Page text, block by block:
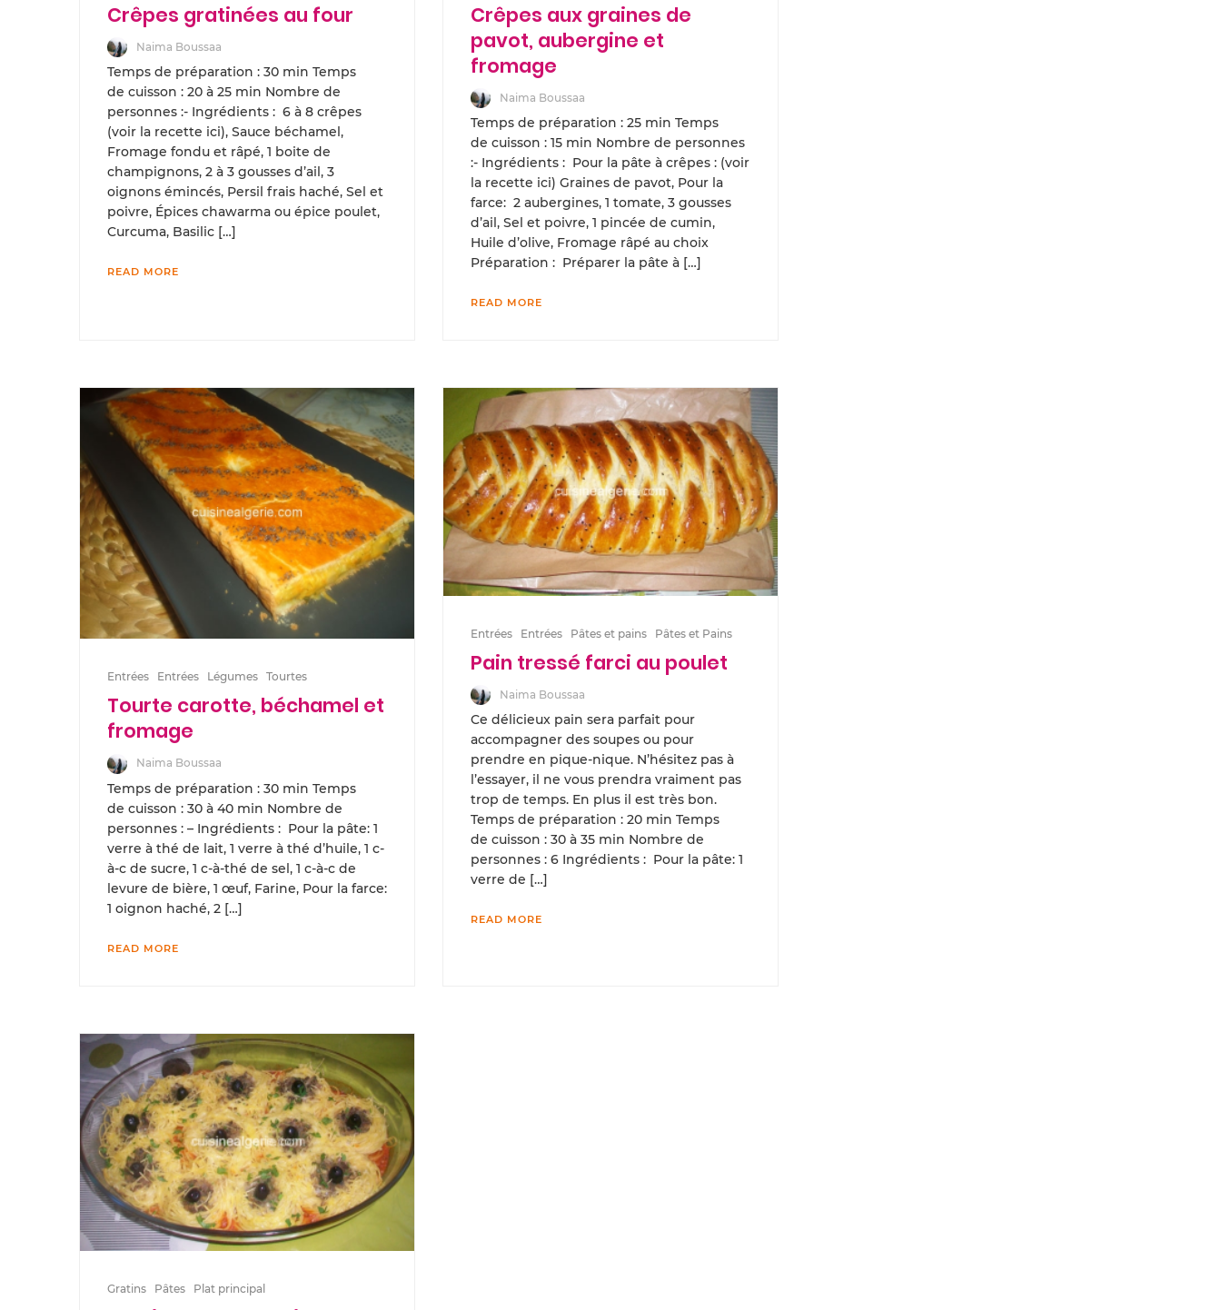
Crêpes gratinées au four
Naima Boussaa
Temps de préparation : 30 min Temps
de cuisson : 20 à 25 min Nombre de
personnes :- Ingrédients : 6 à 8 crêpes
(voir la recette ici), Sauce béchamel,
Fromage fondu et râpé, 1 boite de
champignons, 2 à 3 gousses d’ail, 3
oignons émincés, Persil frais haché, Sel et
poivre, Épices chawarma ou épice poulet,
Curcuma, Basilic […]
READ MORE
Crêpes aux graines de
pavot, aubergine et
fromage
Naima Boussaa
Temps de préparation : 25 min Temps
de cuisson : 15 min Nombre de personnes
:- Ingrédients : Pour la pâte à crêpes : (voir
la recette ici) Graines de pavot, Pour la
farce: 2 aubergines, 1 tomate, 3 gousses
d’ail, Sel et poivre, 1 pincée de cumin,
Huile d’olive, Fromage râpé au choix
Préparation : Préparer la pâte à […]
READ MORE
Entrées Entrées Légumes Tourtes
Tourte carotte, béchamel et
fromage
Naima Boussaa
Temps de préparation : 30 min Temps
de cuisson : 30 à 40 min Nombre de
personnes : – Ingrédients : Pour la pâte: 1
verre à thé de lait, 1 verre à thé d’huile, 1 c-
à-c de sucre, 1 c-à-thé de sel, 1 c-à-c de
levure de bière, 1 œuf, Farine, Pour la farce:
1 oignon haché, 2 […]
READ MORE
Entrées Entrées Pâtes et pains Pâtes et Pains
Pain tressé farci au poulet
Naima Boussaa
Ce délicieux pain sera parfait pour
accompagner des soupes ou pour
prendre en pique-nique. N’hésitez pas à
l’essayer, il ne vous prendra vraiment pas
trop de temps. En plus il est très bon.
Temps de préparation : 20 min Temps
de cuisson : 30 à 35 min Nombre de
personnes : 6 Ingrédients : Pour la pâte: 1
verre de […]
READ MORE
Gratins Pâtes Plat principal